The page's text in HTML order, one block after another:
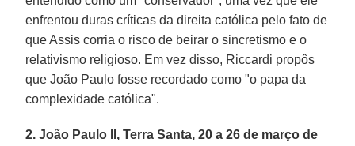
enfrentou duras críticas da direita católica pelo fato de
que Assis corria o risco de beirar o sincretismo e o
relativismo religioso. Em vez disso, Riccardi propôs
que João Paulo fosse recordado como "o papa da
complexidade católica".
2. João Paulo II, Terra Santa, 20 a 26 de março de